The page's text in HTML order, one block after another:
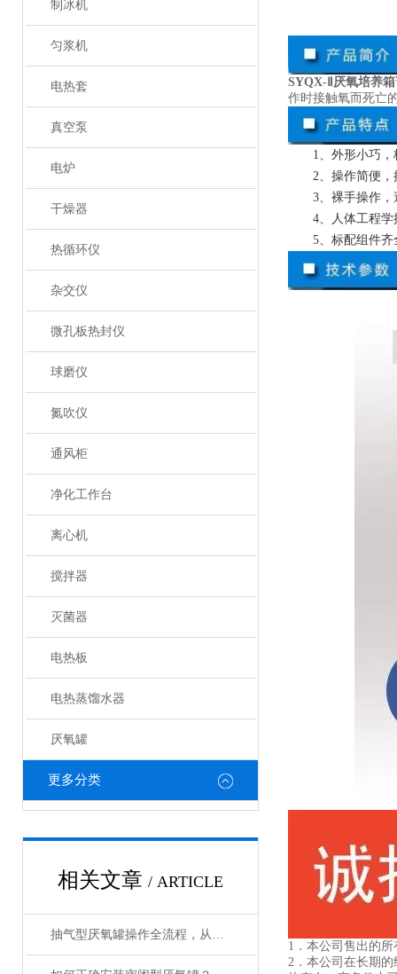
制冰机
匀浆机
电热套
真空泵
电炉
干燥器
热循环仪
杂交仪
微孔板热封仪
球磨仪
氮吹仪
通风柜
净化工作台
离心机
搅拌器
灭菌器
电热板
电热蒸馏水器
厌氧罐
更多分类
相关文章 / ARTICLE
抽气型厌氧罐操作全流程，从设备准备到微生物培养的标准化指南
SYQX-Ⅱ厌氧培养箱
作时接触氧而死亡
1、外形小巧
2、操作简便
3、裸手操作
4、人体工程
5、标配组件
1．本公司售出的
2．本公司在长期